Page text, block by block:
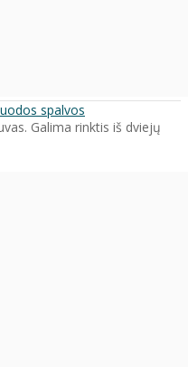
spalvos
Galima rinktis iš dviejų